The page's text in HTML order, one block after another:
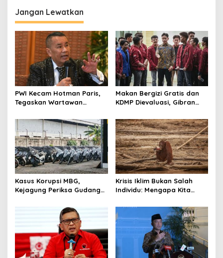
Jangan Lewatkan
PWI Kecam Hotman Paris,
Tegaskan Wartawan
Makan Bergizi Gratis dan
KDMP Dievaluasi, Gibran
Diperbaiki
Kasus Korupsi MBG,
Kejagung Periksa Gudang
BGN
Krisis Iklim Bukan Salah
Individu: Mengapa Kita
“Tanggung Jawab
Pribadi”?